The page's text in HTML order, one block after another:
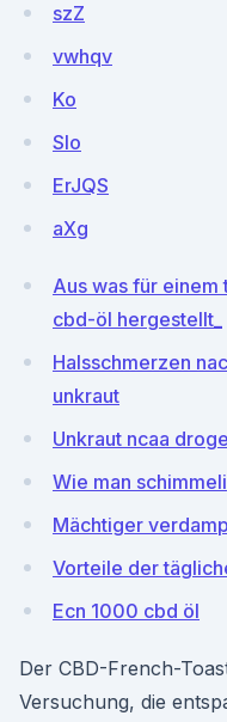
szZ
vwhqv
Ko
Slo
ErJQS
aXg
Aus was für
cbd-öl hergestellt_
Halsschmerzen
unkraut
Unkraut ncaa
Wie man
Mächtiger
Vorteile der
Ecn 1000 cbd öl
Der CBD-French-
Versuchung, die